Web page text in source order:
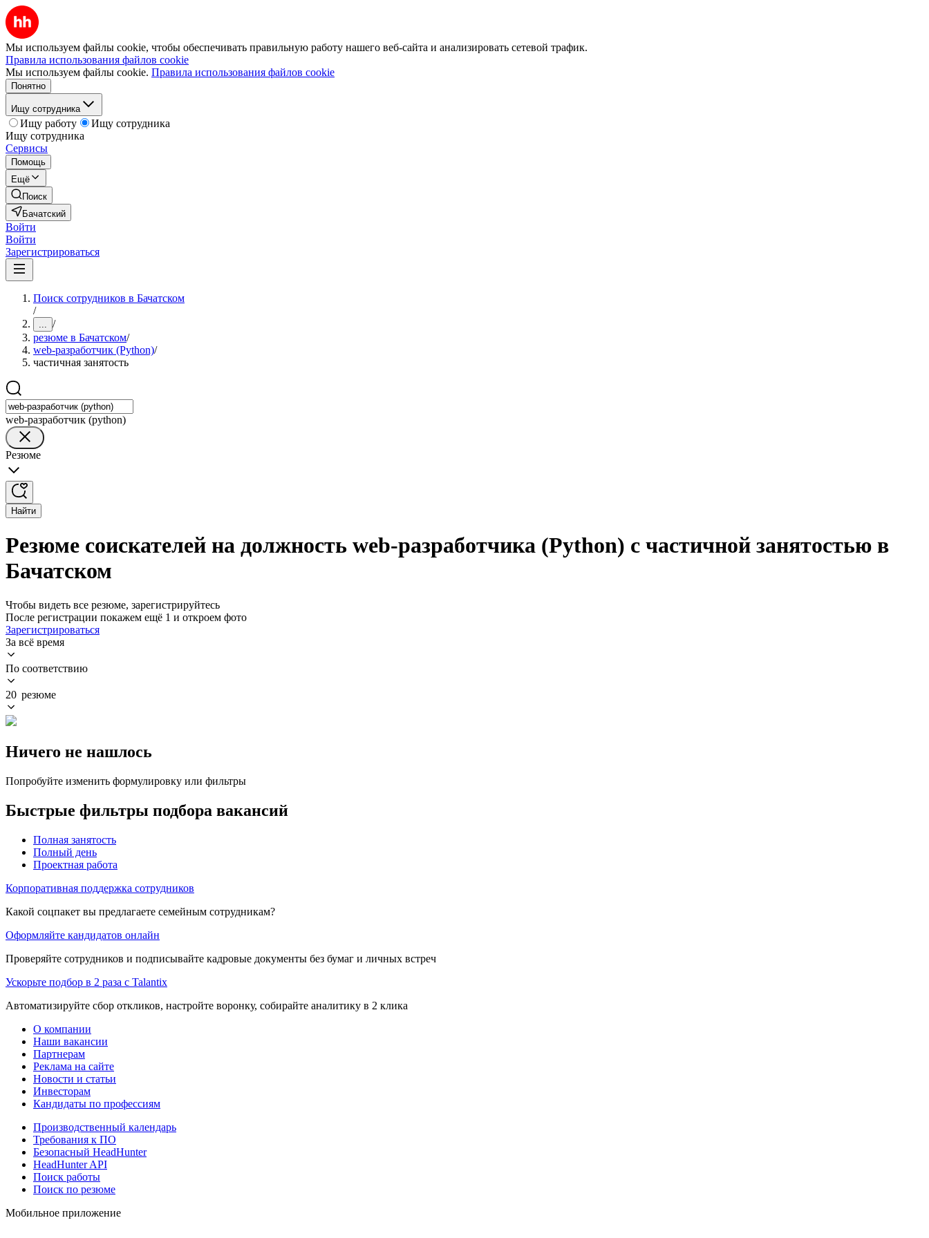
Мы используем файлы cookie, чтобы обеспечивать правильную работу нашего веб-сайта и анализировать сетевой трафик.
Правила использования файлов cookie
Мы используем файлы cookie. Правила использования файлов cookie
Понятно
Ищу сотрудника
Ищу работу
Ищу сотрудника
Ищу сотрудника
Сервисы
Помощь
Ещё
Поиск
Бачатский
Войти
Войти
Зарегистрироваться
Поиск сотрудников в Бачатском
/
... /
резюме в Бачатском/
web-разработчик (Python)/
частичная занятость
web-разработчик (python)
Резюме
Найти
Резюме соискателей на должность web-разработчика (Python) с частичной занятостью в
Бачатском
Чтобы видеть все резюме, зарегистрируйтесь
После регистрации покажем ещё 1 и откроем фото
Зарегистрироваться
За всё время
По соответствию
20 резюме
Ничего не нашлось
Попробуйте изменить формулировку или фильтры
Быстрые фильтры подбора вакансий
Полная занятость
Полный день
Проектная работа
Корпоративная поддержка сотрудников
Какой соцпакет вы предлагаете семейным сотрудникам?
Оформляйте кандидатов онлайн
Проверяйте сотрудников и подписывайте кадровые документы без бумаг и личных встреч
Ускорьте подбор в 2 раза с Talantix
Автоматизируйте сбор откликов, настройте воронку, собирайте аналитику в 2 клика
О компании
Наши вакансии
Партнерам
Реклама на сайте
Новости и статьи
Инвесторам
Кандидаты по профессиям
Производственный календарь
Требования к ПО
Безопасный HeadHunter
HeadHunter API
Поиск работы
Поиск по резюме
Мобильное приложение